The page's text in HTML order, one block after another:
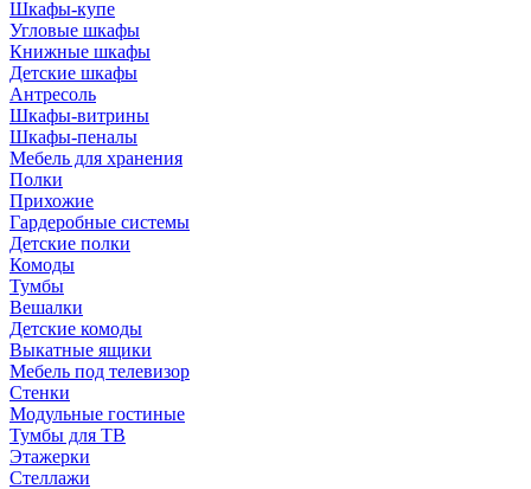
Шкафы-купе
Угловые шкафы
Книжные шкафы
Детские шкафы
Антресоль
Шкафы-витрины
Шкафы-пеналы
Мебель для хранения
Полки
Прихожие
Гардеробные системы
Детские полки
Комоды
Тумбы
Вешалки
Детские комоды
Выкатные ящики
Мебель под телевизор
Стенки
Модульные гостиные
Тумбы для ТВ
Этажерки
Стеллажи